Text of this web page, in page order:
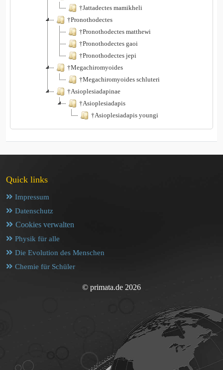
†Jattadectes mamikheli
†Pronothodectes
†Pronothodectes matthewi
†Pronothodectes gaoi
†Pronothodectes jepi
†Megachiromyoides
†Megachiromyoides schluteri
†Asioplesiadapinae
†Asioplesiadapis
†Asioplesiadapis youngi
Quick links
Impressum
Datenschutz
Cookies verwalten
Physik für alle
Die Evolution des Menschen
Chemie für Schüler
© primata.de 2026